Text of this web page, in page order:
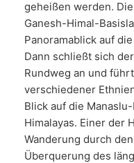
geheißen werden.
Ganesh-Himal-
Panoramablick auf
Dann schließt sich
Rundweg an und
verschiedener
Blick auf die
Himalayas. Einer der
Wanderung durch
Überquerung des